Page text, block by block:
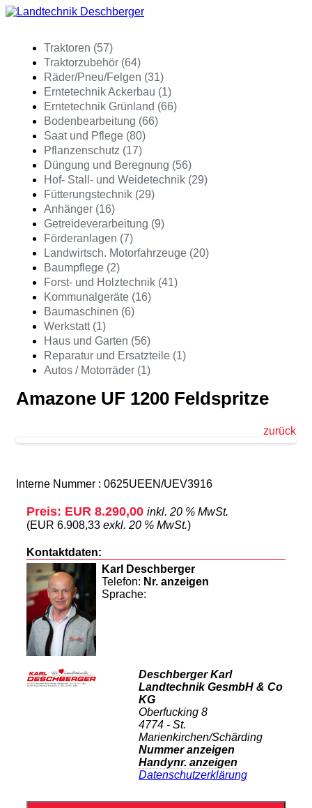
Traktoren (57)
Traktorzubehör (64)
Räder/Pneu/Felgen (31)
Erntetechnik Ackerbau (1)
Erntetechnik Grünland (66)
Bodenbearbeitung (66)
Saat und Pflege (80)
Pflanzenschutz (17)
Düngung und Beregnung (56)
Hof- Stall- und Weidetechnik (29)
Fütterungstechnik (29)
Anhänger (16)
Getreideverarbeitung (9)
Förderanlagen (7)
Landwirtsch. Motorfahrzeuge (20)
Baumpflege (2)
Forst- und Holztechnik (41)
Kommunalgeräte (16)
Baumaschinen (6)
Werkstatt (1)
Haus und Garten (56)
Reparatur und Ersatzteile (1)
Autos / Motorräder (1)
Amazone UF 1200 Feldspritze
zurück
Interne Nummer : 0625UEEN/UEV3916
Preis: EUR 8.290,00 inkl. 20 % MwSt.
(EUR 6.908,33 exkl. 20 % MwSt.)
Kontaktdaten:
Karl Deschberger
Telefon: Nr. anzeigen
Sprache:
Deschberger Karl
Landtechnik GesmbH & Co
KG
Oberfucking 8
4774 - St.
Marienkirchen/Schärding
Nummer anzeigen
Handynr. anzeigen
Datenschutzerklärung